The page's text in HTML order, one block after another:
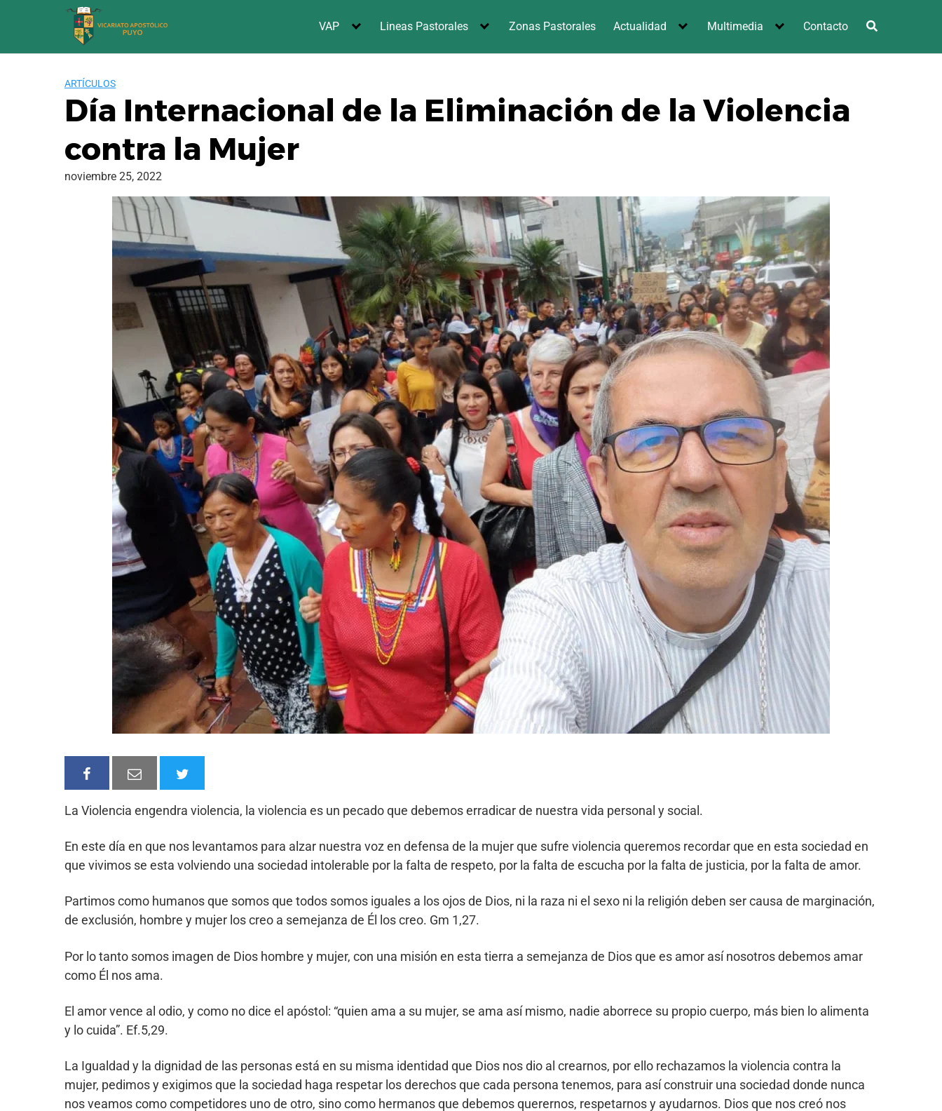
VAP Lineas Pastorales Zonas Pastorales Actualidad Multimedia Contacto
ARTÍCULOS
Día Internacional de la Eliminación de la Violencia
contra la Mujer
noviembre 25, 2022
La Violencia engendra violencia, la violencia es un pecado que debemos erradicar de nuestra vida personal y social.
En este día en que nos levantamos para alzar nuestra voz en defensa de la mujer que sufre violencia queremos recordar que en esta sociedad en
que vivimos se esta volviendo una sociedad intolerable por la falta de respeto, por la falta de escucha por la falta de justicia, por la falta de amor.
Partimos como humanos que somos que todos somos iguales a los ojos de Dios, ni la raza ni el sexo ni la religión deben ser causa de marginación,
de exclusión, hombre y mujer los creo a semejanza de Él los creo. Gm 1,27.
Por lo tanto somos imagen de Dios hombre y mujer, con una misión en esta tierra a semejanza de Dios que es amor así nosotros debemos amar
como Él nos ama.
El amor vence al odio, y como no dice el apóstol: “quien ama a su mujer, se ama así mismo, nadie aborrece su propio cuerpo, más bien lo alimenta
y lo cuida”. Ef.5,29.
La Igualdad y la dignidad de las personas está en su misma identidad que Dios nos dio al crearnos, por ello rechazamos la violencia contra la
mujer, pedimos y exigimos que la sociedad haga respetar los derechos que cada persona tenemos, para así construir una sociedad donde nunca
nos veamos como competidores uno de otro, sino como hermanos que debemos querernos, respetarnos y ayudarnos. Dios que nos creó nos